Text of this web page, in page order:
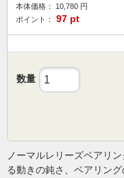
本体価格： 10,780 円
ポイント：
97 pt
数量
ノーマルレリーズベアリ
る動きの鈍さ、ベアリン